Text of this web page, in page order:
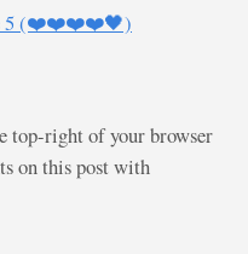
5 (❤️❤️❤️❤️🖤)
top-right of your browser
on this post with